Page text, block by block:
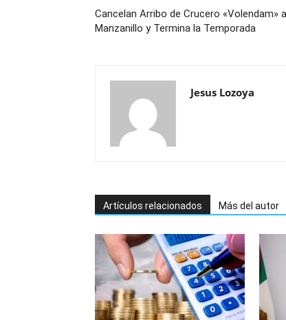
Cancelan Arribo de Crucero «Volendam» a
Manzanillo y Termina la Temporada
Jesus Lozoya
Artículos relacionados Más del autor